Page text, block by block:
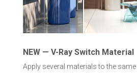
NEW — V-Ray Switch Material
Apply several materials to the